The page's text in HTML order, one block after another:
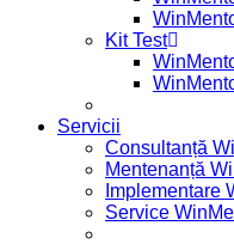
Kit Test
Servicii
Consultanță
Mentenanță
Implementare
Service